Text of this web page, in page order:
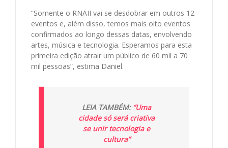
“Somente o RNAII vai se desdobrar em outros 12
eventos e, além disso, temos mais oito eventos
confirmados ao longo dessas datas, envolvendo
artes, música e tecnologia. Esperamos para esta
primeira edição atrair um público de 60 mil a 70
mil pessoas”, estima Daniel.
LEIA TAMBÉM: “Uma
cidade só será criativa
se unir tecnologia e
cultura”